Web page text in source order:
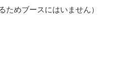
ためブースにはいません）